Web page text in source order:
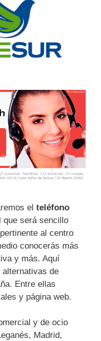
el teléfono
que será sencillo
al centro
conocerás más
y más. Aquí
de
Entre ellas
y página web.
y de ocio
Madrid,